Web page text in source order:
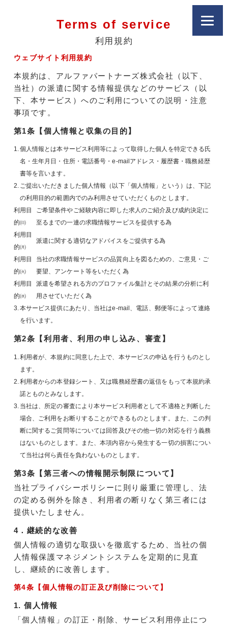
Terms of service
利用規約
ウェブサイト利用規約
本規約は、アルファパートナーズ株式会社（以下、
当社）の派遣に関する情報提供などのサービス（以
下、本サービス）へのご利用についての説明・注意
事項です。
第1条【個人情報と収集の目的】
1.個人情報とは本サービス利用等によって取得した個人を特定できる氏
名・生年月日・住所・電話番号・e-mailアドレス・履歴書・職務経歴
書等を言います。
2. ご提出いただきました個人情報（以下「個人情報」という）は、下記
の利用目的の範囲内でのみ利用させていただくものとします。
利用目
的㈰
ご希望条件やご経験内容に即した求人のご紹介及び成約決定に
至るまでの一連の求職情報サービスを提供する為
利用目
的㈪
派遣に関する適切なアドバイスをご提供する為
利用目
的㈫
当社の求職情報サービスの品質向上を図るための、ご意見・ご
要望、アンケート等をいただく為
利用目
的㈬
派遣を希望される方のプロファイル集計とその結果の分析に利
用させていただく為
3.本サービス提供にあたり、当社はe-mail、電話、郵便等によって連絡
を行います。
第2条【利用者、利用の申し込み、審査】
1.利用者が、本規約に同意した上で、本サービスの申込を行うものとし
ます。
2.利用者からの本登録シート、又は職務経歴書の返信をもって本規約承
諾とものとみなします。
3. 当社は、所定の審査により本サービス利用者として不適格と判断した
場合、ご利用をお断りすることができるものとします。また、この判
断に関するご質問等については回答及びその他一切の対応を行う義務
はないものとします。また、本項内容から発生する一切の損害につい
て当社は何ら責任を負わないものとします。
第3条【第三者への情報開示制限について】
当社プライバシーポリシーに則り厳重に管理し、法
の定める例外を除き、利用者の断りなく第三者には
提供いたしません。
4．継続的な改善
個人情報の適切な取扱いを徹底するため、当社の個
人情報保護マネジメントシステムを定期的に見直
し、継続的に改善します。
第4条【個人情報の訂正及び削除について】
1. 個人情報
「個人情報」の訂正・削除、サービス利用停止につ